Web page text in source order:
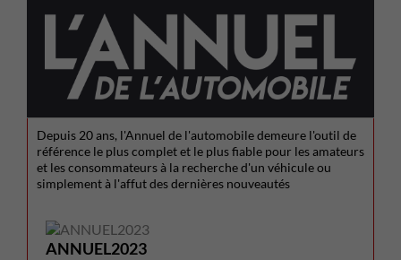
Depuis 20 ans, l'Annuel de l'automobile demeure l'outil de
référence le plus complet et le plus fiable pour les amateurs
et les consommateurs à la recherche d'un véhicule ou
simplement à l'affut des dernières nouveautés
ANNUEL2023